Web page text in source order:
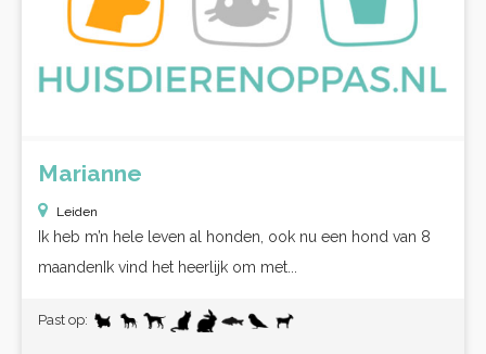
Marianne
Leiden
Ik heb m’n hele leven al honden, ook nu een hond van 8
maandenIk vind het heerlijk om met...
Past op: